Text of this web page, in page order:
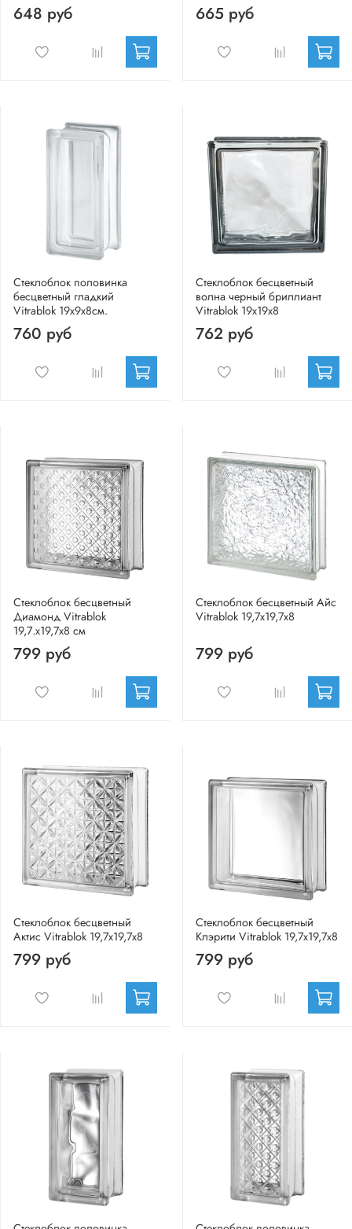
648 руб 665 руб
Стеклоблок половинка
бесцветный гладкий
Vitrablok 19х9х8см.
760 руб
Стеклоблок бесцветный
волна черный бриллиант
Vitrablok 19х19х8
762 руб
Стеклоблок бесцветный
Диамонд Vitrablok
19,7.x19,7x8 см
799 руб
Стеклоблок бесцветный Айс
Vitrablok 19,7x19,7x8
799 руб
Стеклоблок бесцветный
Актис Vitrablok 19,7x19,7x8
799 руб
Стеклоблок бесцветный
Клэрити Vitrablok 19,7x19,7x8
799 руб